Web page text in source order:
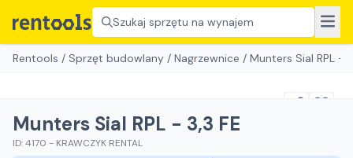
Szukaj sprzętu na wynajem
Rentools / Sprzęt budowlany / Nagrzewnice / Munters Sial RPL -
Munters Sial RPL - 3,3 FE
ID:4170 - KRAWCZYK RENTAL